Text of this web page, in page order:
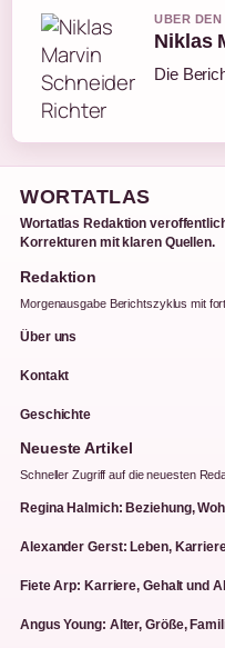
UBER
Niklas
Die
WORTATLAS
Wortatlas Redaktion
Korrekturen mit klaren Quellen.
Redaktion
Morgenausgabe Berichtszyklus mit
Über uns
Kontakt
Geschichte
Neueste Artikel
Schneller Zugriff auf die neuesten
Regina Halmich: Beziehung,
Alexander Gerst: Leben,
Fiete Arp: Karriere, Gehalt und
Angus Young: Alter, Größe,